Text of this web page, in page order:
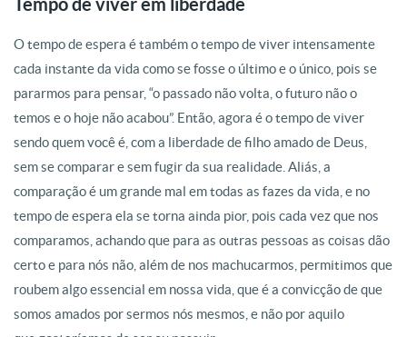
O tempo de espera é também o tempo de viver intensamente
cada instante da vida como se fosse o último e o único, pois se
pararmos para pensar, “o passado não volta, o futuro não o
temos e o hoje não acabou”. Então, agora é o tempo de viver
sendo quem você é, com a liberdade de filho amado de Deus,
sem se comparar e sem fugir da sua realidade. Aliás, a
comparação é um grande mal em todas as fazes da vida, e no
tempo de espera ela se torna ainda pior, pois cada vez que nos
comparamos, achando que para as outras pessoas as coisas dão
certo e para nós não, além de nos machucarmos, permitimos que
roubem algo essencial em nossa vida, que é a convicção de que
somos amados por sermos nós mesmos, e não por aquilo